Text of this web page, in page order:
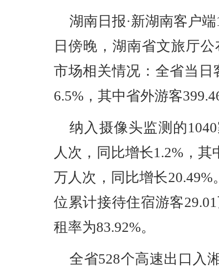
湖南日报·新湖南客户
日傍晚，湖南省文旅厅
市场相关情况：全省当日
6.5%，其中省外游客
纳入摄像头监测的
人次，同比增长1.2%，
万人次，同比增长
位累计接待住宿游客
租率为83.92%。
全省528个高速出口入